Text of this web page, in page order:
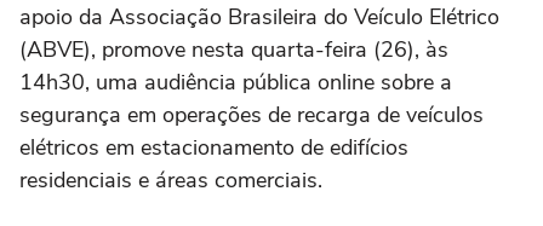
apoio da Associação Brasileira do Veículo Elétrico
(ABVE), promove nesta quarta-feira (26), às
14h30, uma audiência pública online sobre a
segurança em operações de recarga de veículos
elétricos em estacionamento de edifícios
residenciais e áreas comerciais.